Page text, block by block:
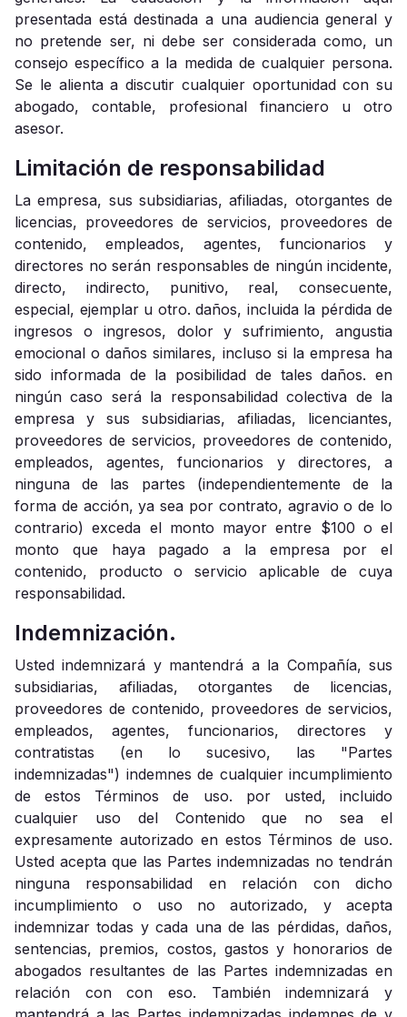
presentada está destinada a una audiencia general y
no pretende ser, ni debe ser considerada como, un
consejo específico a la medida de cualquier persona.
Se le alienta a discutir cualquier oportunidad con su
abogado, contable, profesional financiero u otro
asesor.
Limitación de responsabilidad
La empresa, sus subsidiarias, afiliadas, otorgantes de
licencias, proveedores de servicios, proveedores de
contenido, empleados, agentes, funcionarios y
directores no serán responsables de ningún incidente,
directo, indirecto, punitivo, real, consecuente,
especial, ejemplar u otro. daños, incluida la pérdida de
ingresos o ingresos, dolor y sufrimiento, angustia
emocional o daños similares, incluso si la empresa ha
sido informada de la posibilidad de tales daños. en
ningún caso será la responsabilidad colectiva de la
empresa y sus subsidiarias, afiliadas, licenciantes,
proveedores de servicios, proveedores de contenido,
empleados, agentes, funcionarios y directores, a
ninguna de las partes (independientemente de la
forma de acción, ya sea por contrato, agravio o de lo
contrario) exceda el monto mayor entre $100 o el
monto que haya pagado a la empresa por el
contenido, producto o servicio aplicable de cuya
responsabilidad.
Indemnización.
Usted indemnizará y mantendrá a la Compañía, sus
subsidiarias, afiliadas, otorgantes de licencias,
proveedores de contenido, proveedores de servicios,
empleados, agentes, funcionarios, directores y
contratistas (en lo sucesivo, las "Partes
indemnizadas") indemnes de cualquier incumplimiento
de estos Términos de uso. por usted, incluido
cualquier uso del Contenido que no sea el
expresamente autorizado en estos Términos de uso.
Usted acepta que las Partes indemnizadas no tendrán
ninguna responsabilidad en relación con dicho
incumplimiento o uso no autorizado, y acepta
indemnizar todas y cada una de las pérdidas, daños,
sentencias, premios, costos, gastos y honorarios de
abogados resultantes de las Partes indemnizadas en
relación con con eso. También indemnizará y